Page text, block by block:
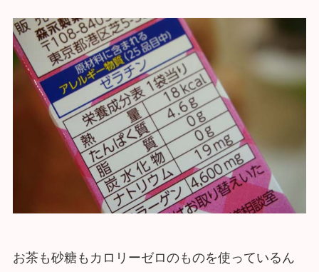
お茶も砂糖もカロリーゼロのものを使っているん